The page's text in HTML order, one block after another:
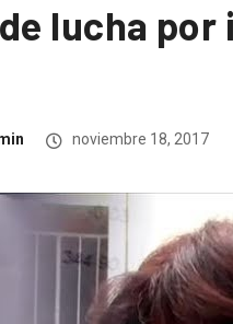
lucha
noviembre 18, 2017